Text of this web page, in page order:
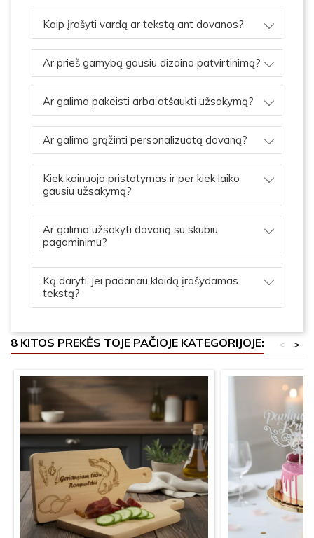
Kaip įrašyti vardą ar tekstą ant dovanos?
Ar prieš gamybą gausiu dizaino patvirtinimą?
Ar galima pakeisti arba atšaukti užsakymą?
Ar galima grąžinti personalizuotą dovaną?
Kiek kainuoja pristatymas ir per kiek laiko
gausiu užsakymą?
Ar galima užsakyti dovaną su skubiu
pagaminimu?
Ką daryti, jei padariau klaidą įrašydamas
tekstą?
8 KITOS PREKĖS TOJE PAČIOJE KATEGORIJOJE: >
<